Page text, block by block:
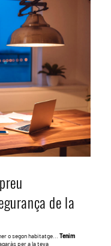
de la
o segon habitatge... Tenim
per a la teva